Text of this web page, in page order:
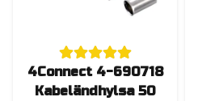
4Connect 4-690718
Kabeländhylsa 50